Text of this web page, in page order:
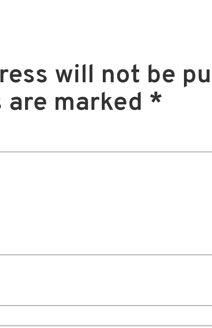
will not be
marked *